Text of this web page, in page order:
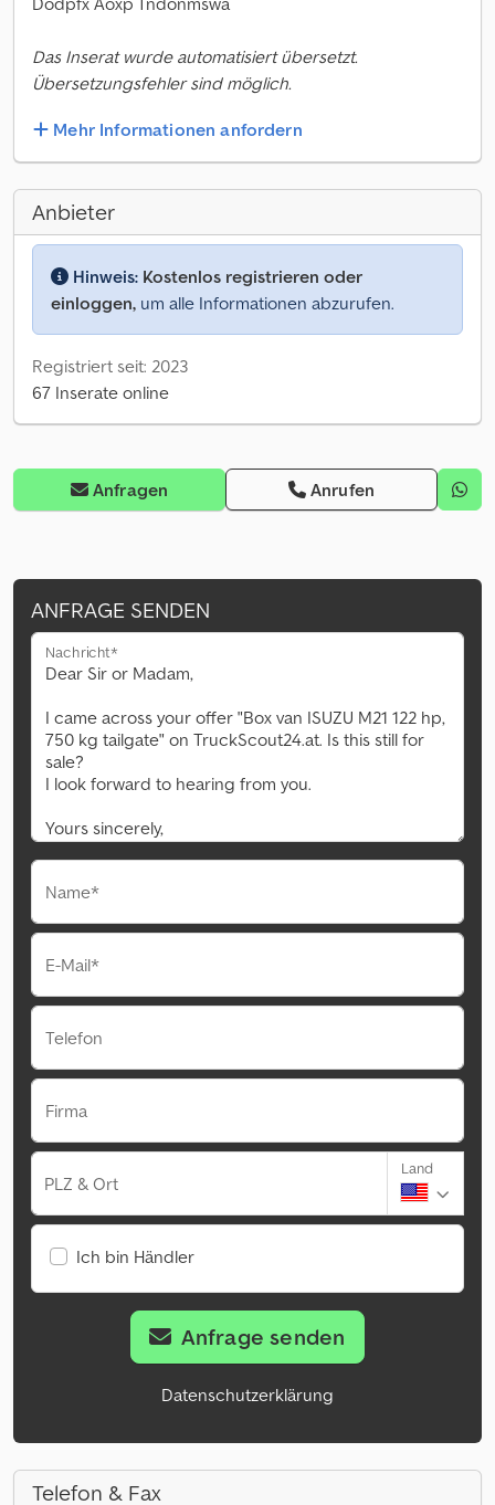
Das Inserat wurde automatisiert übersetzt.
Übersetzungsfehler sind möglich.
Mehr Informationen anfordern
Anbieter
Hinweis: Kostenlos registrieren oder
einloggen, um alle Informationen abzurufen.
Registriert seit: 2023
67 Inserate online
Anfragen Anrufen
ANFRAGE SENDEN
Nachricht*
Name*
E-Mail*
Telefon
Firma
PLZ & Ort
Land
Ich bin Händler
Anfrage senden
Datenschutzerklärung
Telefon & Fax